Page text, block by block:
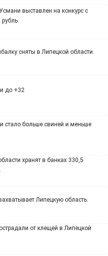
выставлен на конкурс с
сняты в Липецкой области.
до +32
стало больше свиней и меньше
хранят в банках 330,5
Липецкую область.
от клещей в Липецкой